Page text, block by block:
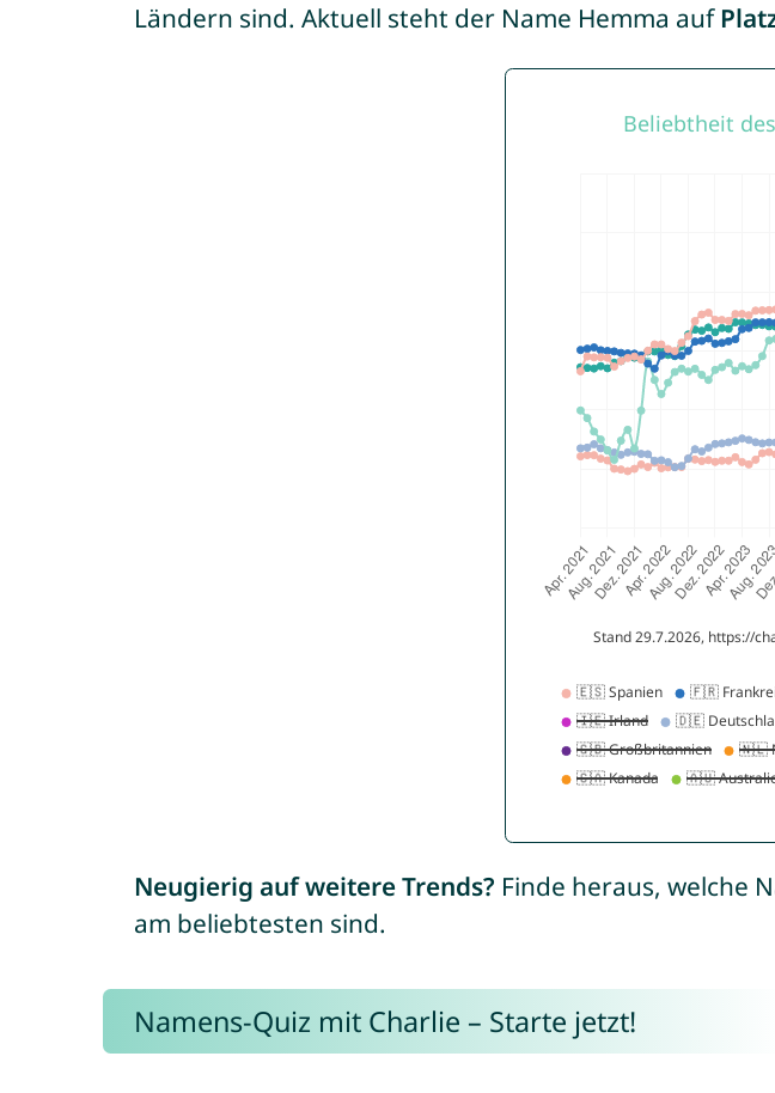
Ländern sind. Aktuell steht der Name Hemma auf
Neugierig auf weitere Trends? Finde heraus, welche
am beliebtesten sind.
Namens-Quiz mit Charlie – Starte jetzt!